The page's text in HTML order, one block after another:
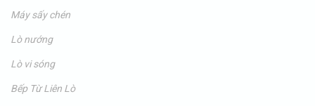
Máy sấy chén
Lò nướng
Lò vi sóng
Bếp Từ Liên Lò